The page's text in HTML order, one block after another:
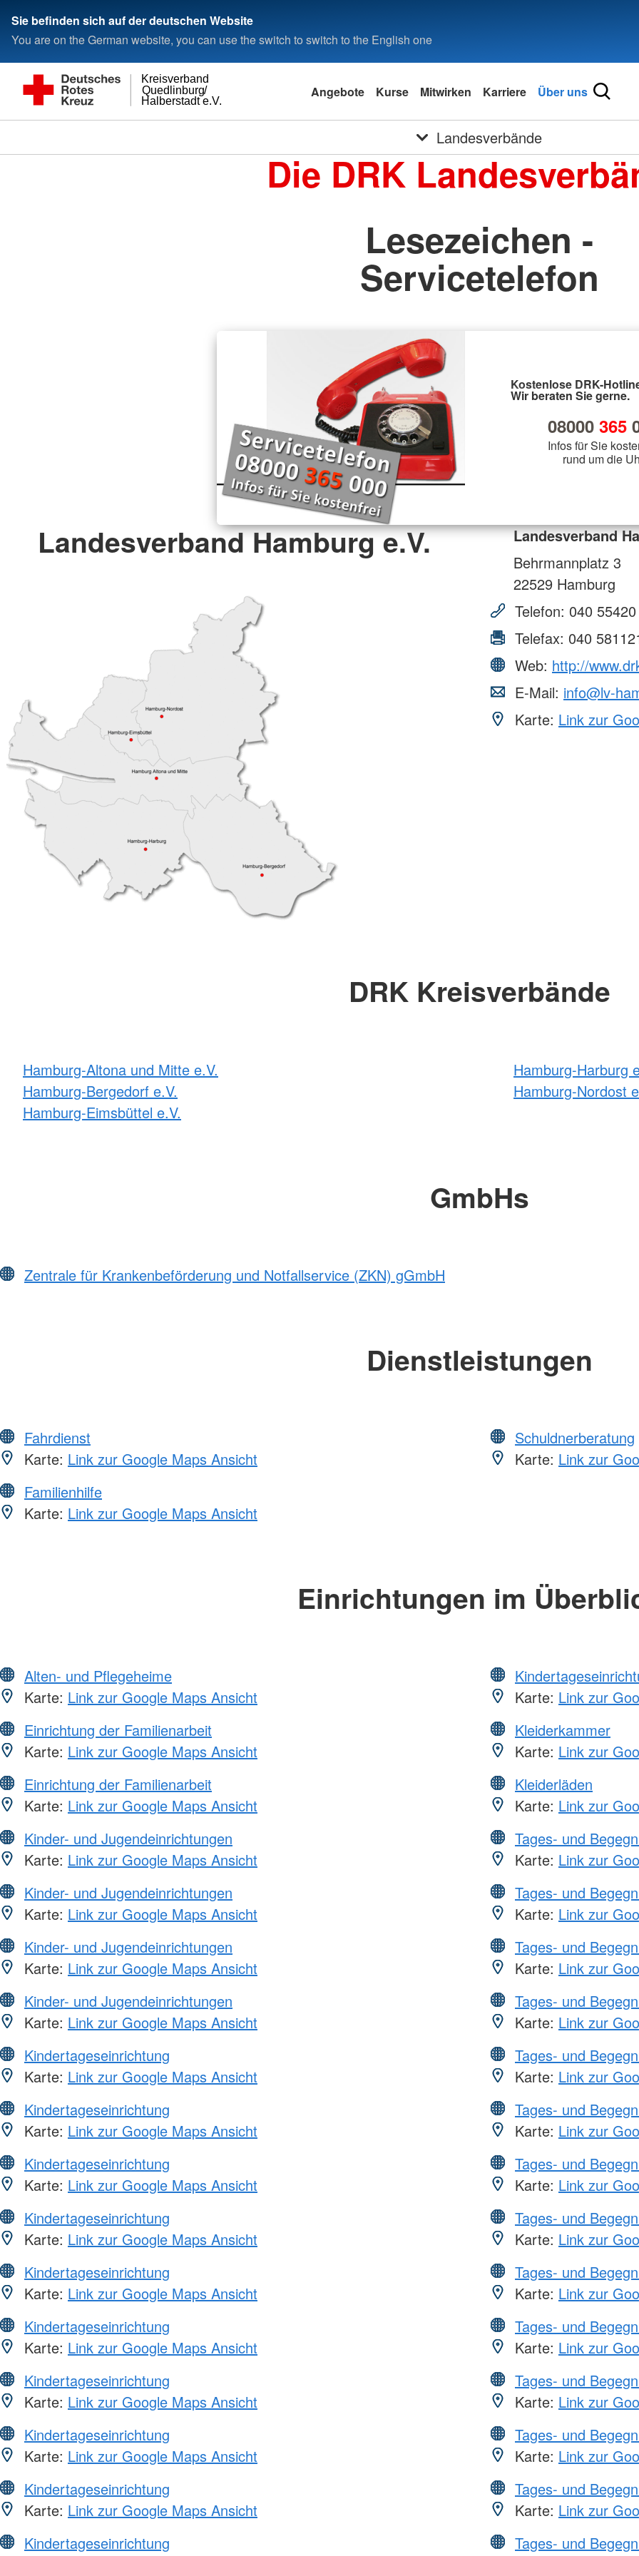
Sie befinden sich auf der deutschen Website
You are on the German website, you can use the switch to switch to the English one
Halberstadt e.V.
Quedlinburg/
Kreisverband
Angebote Kurse Mitwirken Karriere Über uns
Landesverbände
Die DRK
Lesezeichen -
Servicetelefon
Kostenlose DRK-
Wir beraten Sie gerne.
08000 365
Infos für Sie
rund um die
Landesverband Hamburg e.V.
Landesverband
Behrmannplatz 3
22529 Hamburg
Telefon: 040
Telefax: 040
Web: http://
E-Mail: info@lv-
Karte: Link zur
DRK Kreisverbände
Hamburg-Altona und Mitte e.V.
Hamburg-Bergedorf e.V.
Hamburg-Eimsbüttel e.V.
Hamburg-Harburg
Hamburg-Nordost
GmbHs
Zentrale für Krankenbeförderung und Notfallservice (ZKN) gGmbH
Dienstleistungen
Fahrdienst
Karte: Link zur Google Maps Ansicht
Familienhilfe
Karte: Link zur Google Maps Ansicht
Schuldnerberatung
Karte: Link zur
Einrichtungen im
Alten- und Pflegeheime
Karte: Link zur Google Maps Ansicht
Einrichtung der Familienarbeit
Karte: Link zur Google Maps Ansicht
Einrichtung der Familienarbeit
Karte: Link zur Google Maps Ansicht
Kinder- und Jugendeinrichtungen
Karte: Link zur Google Maps Ansicht
Kinder- und Jugendeinrichtungen
Karte: Link zur Google Maps Ansicht
Kinder- und Jugendeinrichtungen
Karte: Link zur Google Maps Ansicht
Kinder- und Jugendeinrichtungen
Karte: Link zur Google Maps Ansicht
Kindertageseinrichtung
Karte: Link zur Google Maps Ansicht
Kindertageseinrichtung
Karte: Link zur Google Maps Ansicht
Kindertageseinrichtung
Karte: Link zur Google Maps Ansicht
Kindertageseinrichtung
Karte: Link zur Google Maps Ansicht
Kindertageseinrichtung
Karte: Link zur Google Maps Ansicht
Kindertageseinrichtung
Karte: Link zur Google Maps Ansicht
Kindertageseinrichtung
Karte: Link zur Google Maps Ansicht
Kindertageseinrichtung
Karte: Link zur Google Maps Ansicht
Kindertageseinrichtung
Karte: Link zur Google Maps Ansicht
Kindertageseinrichtung
Karte: Link zur
Kleiderkammer
Karte: Link zur
Kleiderläden
Karte: Link zur
Tages- und
Karte: Link zur
Tages- und
Karte: Link zur
Tages- und
Karte: Link zur
Tages- und
Karte: Link zur
Tages- und
Karte: Link zur
Tages- und
Karte: Link zur
Tages- und
Karte: Link zur
Tages- und
Karte: Link zur
Tages- und
Karte: Link zur
Tages- und
Karte: Link zur
Tages- und
Karte: Link zur
Tages- und
Karte: Link zur
Tages- und
Karte: Link zur
Tages- und